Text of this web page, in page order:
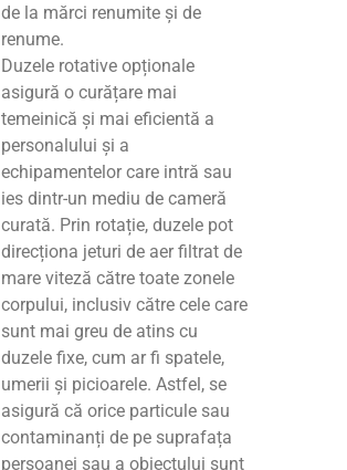
de la mărci renumite și de
renume.
Duzele rotative opționale
asigură o curățare mai
temeinică și mai eficientă a
personalului și a
echipamentelor care intră sau
ies dintr-un mediu de cameră
curată. Prin rotație, duzele pot
direcționa jeturi de aer filtrat de
mare viteză către toate zonele
corpului, inclusiv către cele care
sunt mai greu de atins cu
duzele fixe, cum ar fi spatele,
umerii și picioarele. Astfel, se
asigură că orice particule sau
contaminanți de pe suprafața
persoanei sau a obiectului sunt